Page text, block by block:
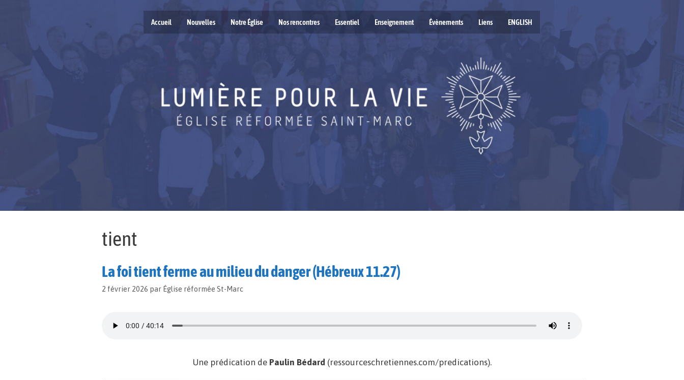
Accueil Nouvelles Notre Église Nos rencontres Essentiel Enseignement Évènements Liens ENGLISH
tient
La foi tient ferme au milieu du danger (Hébreux 11.27)
2 février 2026 par Église réformée St-Marc
Une prédication de Paulin Bédard (ressourceschretiennes.com/predications).